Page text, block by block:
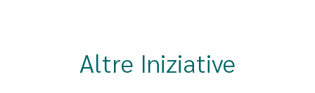
Altre Iniziative